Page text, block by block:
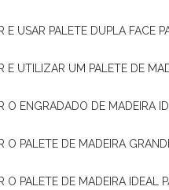
E USAR PALETE DUPLA FACE
E UTILIZAR UM PALETE DE
O ENGRADADO DE MADEIRA
O PALETE DE MADEIRA
O PALETE DE MADEIRA IDEAL